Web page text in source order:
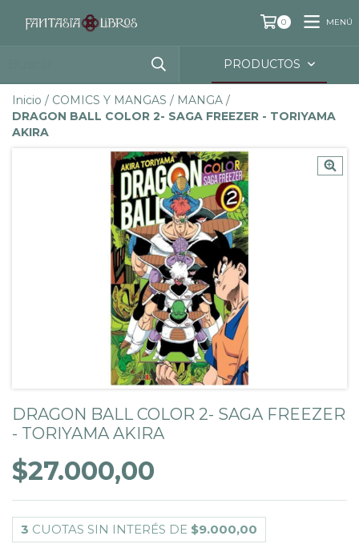
0 MENÚ
PRODUCTOS
Inicio / COMICS Y MANGAS / MANGA /
DRAGON BALL COLOR 2- SAGA FREEZER - TORIYAMA
AKIRA
DRAGON BALL COLOR 2- SAGA FREEZER
- TORIYAMA AKIRA
$27.000,00
3 CUOTAS SIN INTERÉS DE $9.000,00